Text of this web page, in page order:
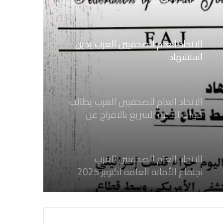
ثلاثة صحفيين فلسطينيين باستهداف
إسرائيلي وسط قطاع غزة
الاتحاد العام للصحفيين العرب يطالب
قوات الدعم السريع بالافراج عن
الصحفيين السودانيين المعتقلين لديها
الاتحاد العام للصحفيين العرب
اجتماع الأمانة العامة اكتوبر 2025
الاتحاد العام للصحفيين العرب يدين
بكل قوة جرائم الاحتلال الصهيوني فى
غزة والتي نتج عنها اغتيال خمسة